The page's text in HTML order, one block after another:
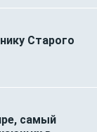
Старого
самый